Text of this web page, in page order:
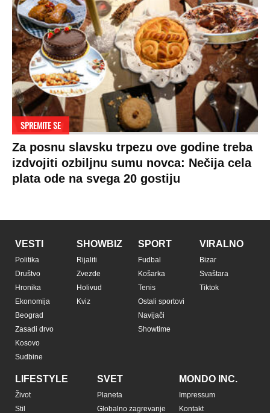
SPREMITE SE
Za posnu slavsku trpezu ove godine treba
izdvojiti ozbiljnu sumu novca: Nečija cela
plata ode na svega 20 gostiju
VESTI
Politika
Društvo
Hronika
Ekonomija
Beograd
Zasadi drvo
Kosovo
Sudbine
SHOWBIZ
Rijaliti
Zvezde
Holivud
Kviz
SPORT
Fudbal
Košarka
Tenis
Ostali sportovi
Navijači
Showtime
VIRALNO
Bizar
Svaštara
Tiktok
LIFESTYLE
Život
Stil
SVET
Planeta
Globalno zagrevanje
MONDO INC.
Impressum
Kontakt